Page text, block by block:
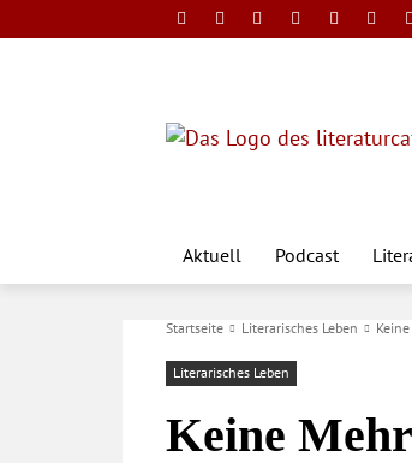
Aktuell Podcast
Startseite Literarisches Leben
Literarisches Leben
Keine